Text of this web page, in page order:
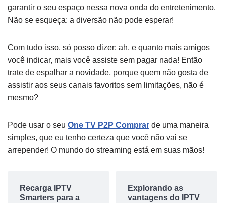
garantir o seu espaço nessa nova onda do entretenimento.
Não se esqueça: a diversão não pode esperar!
Com tudo isso, só posso dizer: ah, e quanto mais amigos
você indicar, mais você assiste sem pagar nada! Então
trate de espalhar a novidade, porque quem não gosta de
assistir aos seus canais favoritos sem limitações, não é
mesmo?
Pode usar o seu One TV P2P Comprar de uma maneira
simples, que eu tenho certeza que você não vai se
arrepender! O mundo do streaming está em suas mãos!
Recarga IPTV
Smarters para a
Explorando as
vantagens do IPTV